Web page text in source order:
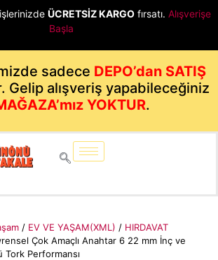
ÜCRETSİZ KARGO fırsatı. Alışverişe
Başla
sadece DEPO’dan SATIŞ
Gelip alışveriş yapabileceğiniz
YOKTUR.
/ EV VE YAŞAM(XML) / HIRDAVAT
Çok Amaçlı Anahtar 6 22 mm İnç ve
Performansı